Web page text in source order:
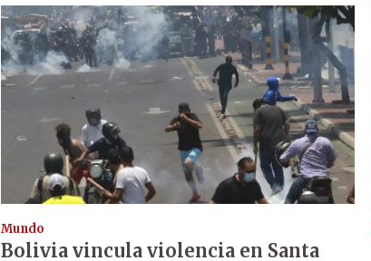
Mundo
Bolivia vincula violencia en Santa